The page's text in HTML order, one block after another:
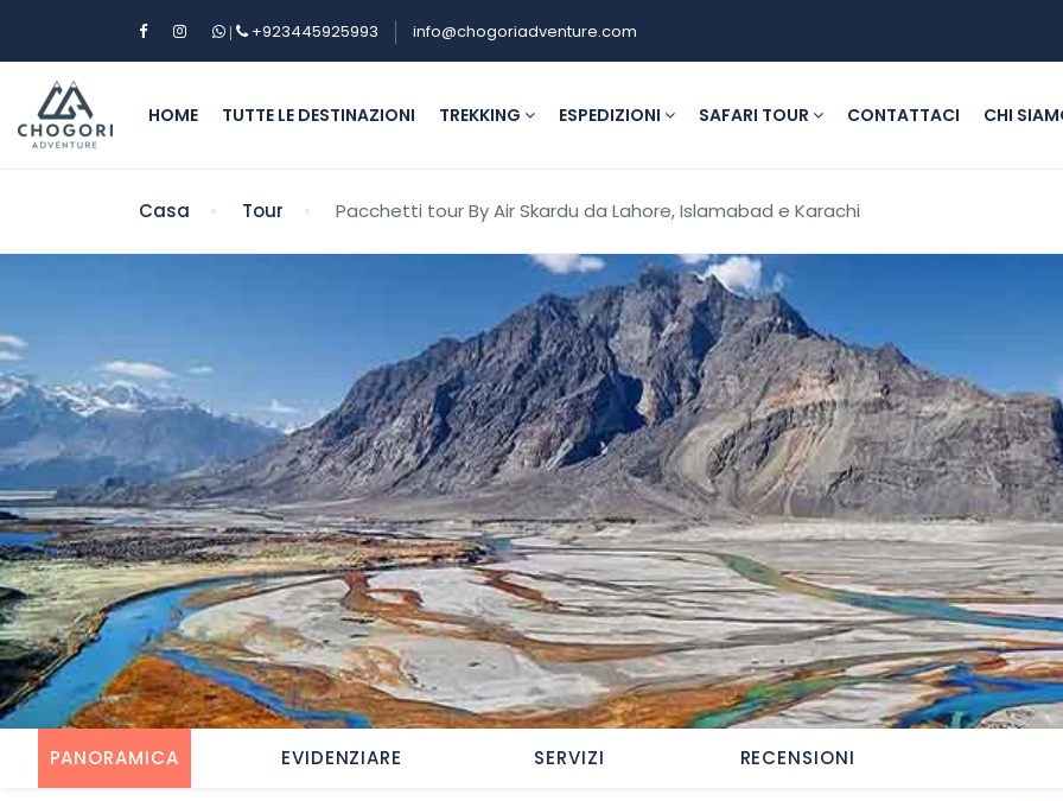
| +923445925993 info@chogoriadventure.com
HOME TUTTE LE DESTINAZIONI TREKKING ESPEDIZIONI SAFARI TOUR CONTATTACI CHI
Casa Tour Pacchetti tour By Air Skardu da Lahore, Islamabad e Karachi
PANORAMICA EVIDENZIARE SERVIZI RECENSIONI